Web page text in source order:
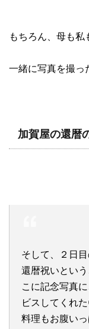
もちろん、母も私
一緒に写真を撮っ
加賀屋の還暦
そして、２日
還暦祝いとい
こに記念写真
ビスしてくれた
料理もお腹い